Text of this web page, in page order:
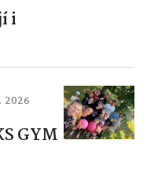
i
2026
GYM